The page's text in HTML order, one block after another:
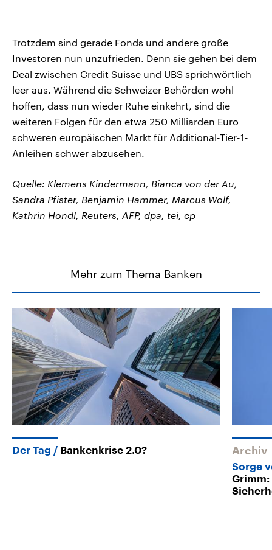
Trotzdem sind gerade Fonds und andere große
Investoren nun unzufrieden. Denn sie gehen bei dem
Deal zwischen Credit Suisse und UBS sprichwörtlich
leer aus. Während die Schweizer Behörden wohl
hoffen, dass nun wieder Ruhe einkehrt, sind die
weiteren Folgen für den etwa 250 Milliarden Euro
schweren europäischen Markt für Additional-Tier-1-
Anleihen schwer abzusehen.
Quelle: Klemens Kindermann, Bianca von der Au,
Sandra Pfister, Benjamin Hammer, Marcus Wolf,
Kathrin Hondl, Reuters, AFP, dpa, tei, cp
Mehr zum Thema Banken
Der Tag Bankenkrise 2.0? Archiv
Sorge